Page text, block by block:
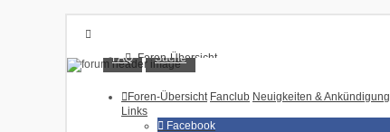
Foren-Übersicht
FAQ
Unbeantwortete Themen
Aktive Themen
FAQ Suche
Foren-Übersicht Fanclub Neuigkeiten &
Links
Facebook